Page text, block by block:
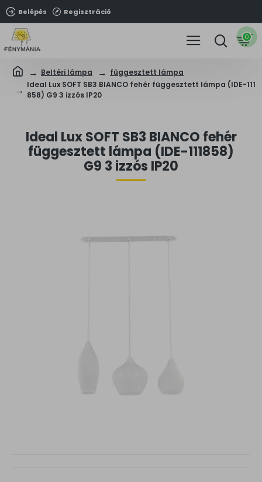
Belépés Regisztráció
0
Beltéri lámpa
függesztett lámpa
Ideal Lux SOFT SB3 BIANCO fehér függesztett lámpa (IDE-111
858) G9 3 izzós IP20
Ideal Lux SOFT SB3 BIANCO fehér
függesztett lámpa (IDE-111858)
G9 3 izzós IP20